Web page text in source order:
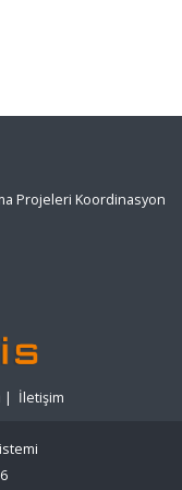
Projeleri Koordinasyon
| İletişim